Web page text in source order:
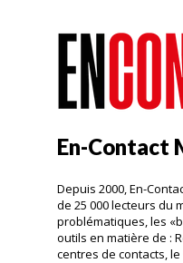
En-Contact
Depuis 2000, En-
de 25 000 lecteurs du
problématiques, les
outils en matière de :
centres de contacts, le